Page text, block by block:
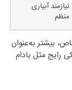
نیازمند آبیاری
منظم
بیشتر به‌عنوان
رایج مثل بادام